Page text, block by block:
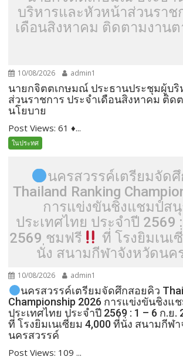
บริหารและหัวหน้าส่วนราช
เดือนสิงหาคม ติดตามงาน
10/08/2026 admin1
นายกจิตตเกษมณ์ ประธานประชุมผู้บริ
ส่วนราชการ ประจำเดือนสิงหาคม ติด
นโยบาย
Post Views: 61 ♦...
ในประทศ
นครสวรรค์เตรียมจัด
Thailand Ranking
การแข่งขันชิงแชมป์สนุ
ประเทศไทย ประจำปี 2569
2569 ชมฟรี
ที่ โรงยิมเนเ
นั่ง สนามกีฬาจังหวัดนค
10/08/2026 admin1
นครสวรรค์เตรียมจัดศึกสอยคิว
Championship 2026 การแข่งขันชิงแ
ประเทศไทย ประจำปี 2569 : 1 – 6 ก.ย.
ที่ โรงยิมเนเซี่ยม 4,000 ที่นั่ง สนามกีฬ
นครสวรรค์
Post Views: 109 ...